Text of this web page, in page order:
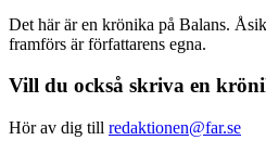
Det här är en krönika på Balans.
framförs är författarens egna.
Vill du också skriva en
Hör av dig till redaktionen@far.se